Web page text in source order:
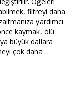
filtreyi daha
yardımcı
kaymak, ölü
büyük dallara
çok daha